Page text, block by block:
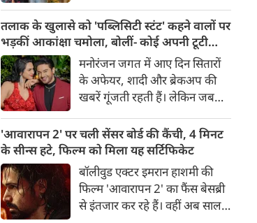
फिल्म को लेकर उत्साह और भी बढ़ा
दिया है।
साल 1991 में हुई इस शादी को
लेकर आज भी कई ऐसे राज़ हैं,
जिनसे पर्दा उठना बाकी है। हाल ही में
सैफ अली खान की बहनों—अभिनेत्री
सोहा अली खान और सबा अली खान
ने इस शादी से जुड़ा एक बेहद
दिलचस्प और चौंकाने वाला किस्सा
साझा किया है।
तलाक के खुलासे को 'पब्लिसिटी स्टंट' कहने वालों पर
भड़कीं आकांक्षा चमोला, बोलीं- कोई अपनी टूटी
शादी का तमाशा नहीं बनातामनोरंजन जगत में आए दिन सितारों
के अफेयर, शादी और ब्रेकअप की
खबरें गूंजती रहती हैं। लेकिन जब
पॉपुलर कपल्स के अलग होने की
खबर आती है, तो फैंस का दिल टूट
जाता है। टीवी इंडस्ट्री के मशहूर और
टैलेंटेड एक्टर गौरव खन्ना और उनकी
पत्नी व एक्ट्रेस आकांक्षा चमोला इन
दिनों अपने रिश्ते को लेकर जबरदस्त
'आवारापन 2' पर चली सेंसर बोर्ड की कैंची, 4 मिनट
के सीन्स हटे, फिल्म को मिला यह सर्टिफिकेट
बॉलीवुड एक्टर इमरान हाशमी की
फिल्म 'आवारापन 2' का फैंस बेसब्री
से इंतजार कर रहे हैं। वहीं अब साल